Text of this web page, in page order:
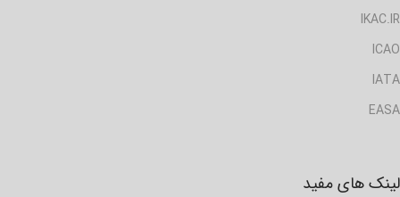
IKAC.IR
ICAO
IATA
EASA
لینک های مفید